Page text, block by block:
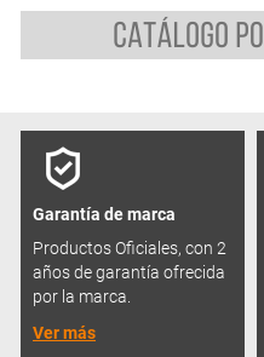
Garantía de marca
Productos Oficiales, con 2
años de garantía ofrecida
por la marca.
Ver más